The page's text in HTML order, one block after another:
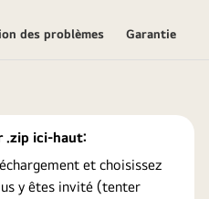
des problèmes Garantie
.zip ici-haut:
et choisissez
y êtes invité (tenter